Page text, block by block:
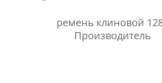
ремень клиновой
Производитель